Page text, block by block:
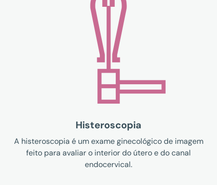
Histeroscopia
A histeroscopia é um exame ginecológico de imagem
feito para avaliar o interior do útero e do canal
endocervical.